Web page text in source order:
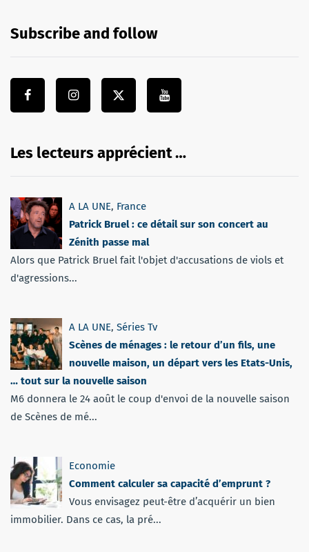
Subscribe and follow
Les lecteurs apprécient …
A LA UNE, France
Patrick Bruel : ce détail sur son concert au
Zénith passe mal
Alors que Patrick Bruel fait l'objet d'accusations de viols et
d'agressions...
A LA UNE, Séries Tv
Scènes de ménages : le retour d’un fils, une
nouvelle maison, un départ vers les Etats-Unis,
… tout sur la nouvelle saison
M6 donnera le 24 août le coup d'envoi de la nouvelle saison
de Scènes de mé...
Economie
Comment calculer sa capacité d’emprunt ?
Vous envisagez peut-être d’acquérir un bien
immobilier. Dans ce cas, la pré...